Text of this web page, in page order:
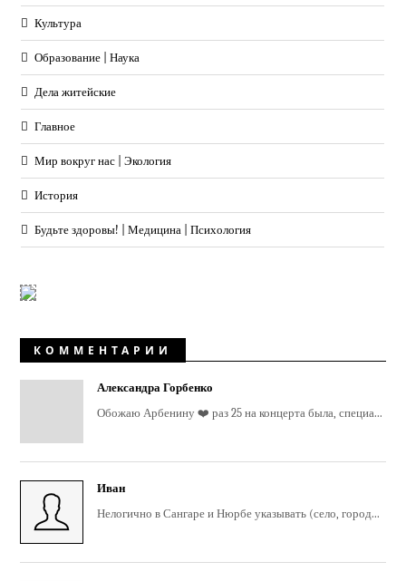
Культура
Образование | Наука
Дела житейские
Главное
Мир вокруг нас | Экология
История
Будьте здоровы! | Медицина | Психология
КОММЕНТАРИИ
Александра Горбенко
Обожаю Арбенину ❤️ раз 25 на концерта была, специа...
Иван
Нелогично в Сангаре и Нюрбе указывать (село, город...